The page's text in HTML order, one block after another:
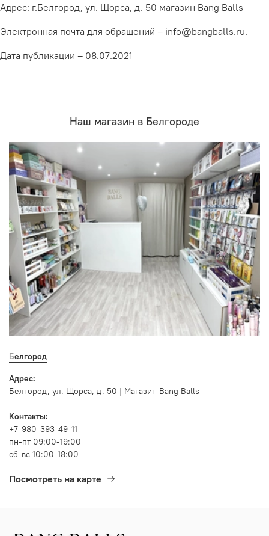
Адрес: г.Белгород, ул. Щорса, д. 50 магазин Bang Balls
Электронная почта для обращений – info@bangballs.ru.
Дата публикации – 08.07.2021
Наш магазин в Белгороде
Белгород
Адрес:
Белгород, ул. Щорса, д. 50 | Магазин Bang Balls
Контакты:
+7-980-393-49-11
пн-пт 09:00-19:00
сб-вс 10:00-18:00
Посмотреть на карте